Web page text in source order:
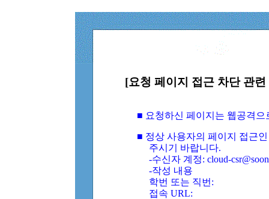
[요청 페이지 접근 차단 관
■ 요청하신 페이지는 웹공격
■ 정상 사용자의 페이지 접근
주시기 바랍니다.
-수신자 계정: cloud-
-작성 내용
학번 또는 직번:
접속 URL: